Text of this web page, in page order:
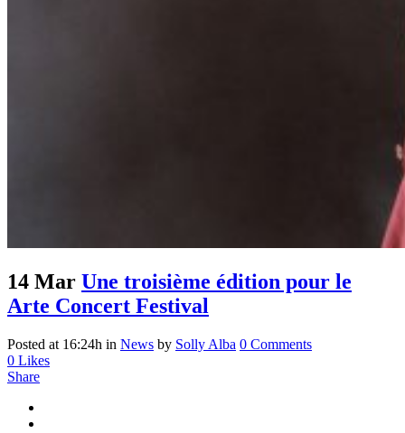
14 Mar Une troisième édition pour le
Arte Concert Festival
Posted at 16:24h in News by Solly Alba 0 Comments
0 Likes
Share